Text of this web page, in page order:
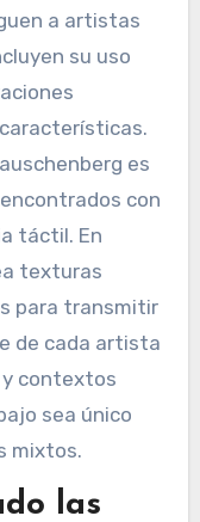
a artistas
su uso
es
con
táctil. En
texturas
para transmitir
de cada artista
y contextos
sea único
mixtos.
las